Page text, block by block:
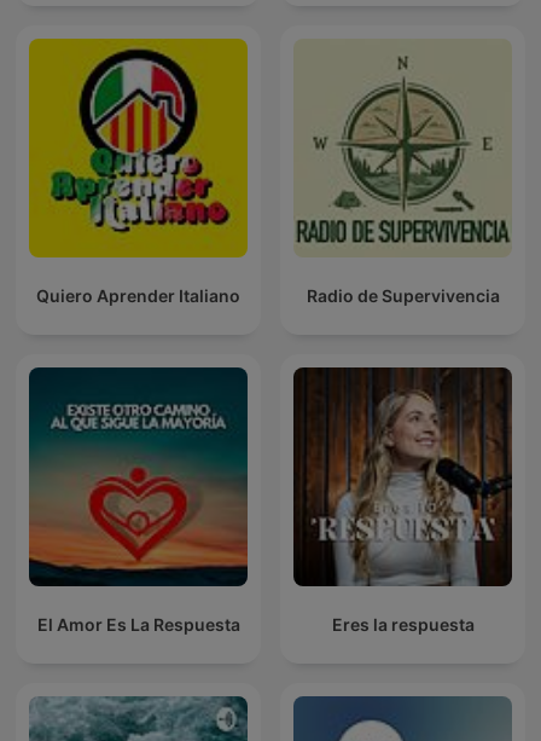
Quiero Aprender Italiano Radio de Supervivencia
El Amor Es La Respuesta Eres la respuesta